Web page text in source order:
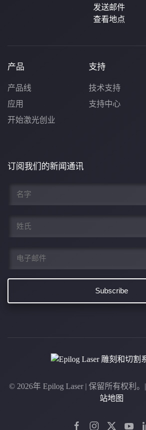
发送邮件
查看地点
产品
产品线
应用
开始激光创业
支持
技术支持
支持中心
订阅我们的新闻通讯
件
© 2026年Epilog Laser | 保留所有权利。|
站地图